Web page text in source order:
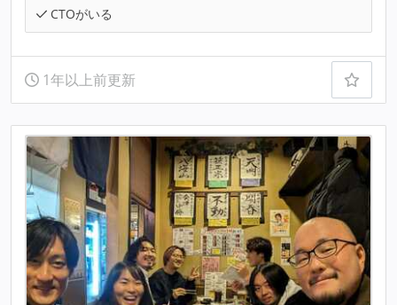
CTOがいる
1年以上前更新